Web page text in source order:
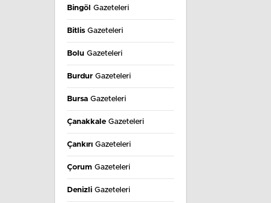
Bingöl Gazeteleri
Bitlis Gazeteleri
Bolu Gazeteleri
Burdur Gazeteleri
Bursa Gazeteleri
Çanakkale Gazeteleri
Çankırı Gazeteleri
Çorum Gazeteleri
Denizli Gazeteleri